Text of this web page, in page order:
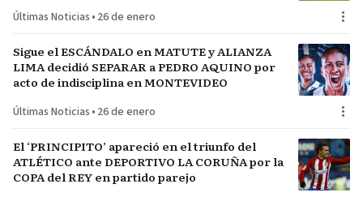
Últimas Noticias • 26 de enero
Sigue el ESCÁNDALO en MATUTE y ALIANZA
LIMA decidió SEPARAR a PEDRO AQUINO por
acto de indisciplina en MONTEVIDEO
Últimas Noticias • 26 de enero
El ‘PRINCIPITO’ apareció en el triunfo del
ATLÉTICO ante DEPORTIVO LA CORUÑA por la
COPA del REY en partido parejo